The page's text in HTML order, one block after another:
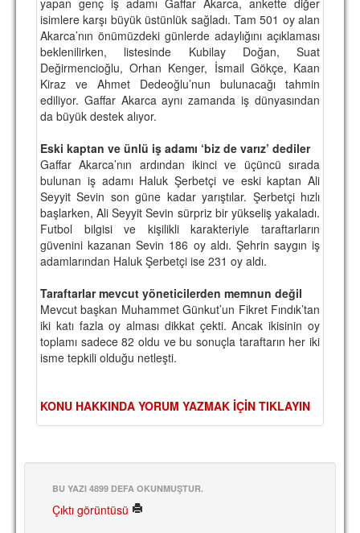
SPOR TESİSLERİ
YÖNETİM KURULU
PERSONEL
TARİHÇE
TARİHİ BAŞARILAR
BASINDAN
KUPA MAÇLARI
ESKİ HOCALAR
HAKKIMIZDA
HAKKIMIZDA
REKLAM YAYINI
isimlere karşı büyük üstünlük sağladı. Tam 501 oy alan
Akarca’nın önümüzdeki günlerde adaylığını açıklaması
beklenilirken, listesinde Kubilay Doğan, Suat
Değirmencioğlu, Orhan Kenger, İsmail Gökçe, Kaan
Kiraz ve Ahmet Dedeoğlu’nun bulunacağı tahmin
ediliyor. Gaffar Akarca aynı zamanda iş dünyasından
da büyük destek alıyor.
Eski kaptan ve ünlü iş adamı ‘biz de varız’ dediler
Gaffar Akarca’nın ardından ikinci ve üçüncü sırada
bulunan iş adamı Haluk Şerbetçi ve eski kaptan Ali
Seyyit Sevin son güne kadar yarıştılar. Şerbetçi hızlı
başlarken, Ali Seyyit Sevin sürpriz bir yükseliş yakaladı.
Futbol bilgisi ve kişilikli karakteriyle taraftarların
güvenini kazanan Sevin 186 oy aldı. Şehrin saygın iş
adamlarından Haluk Şerbetçi ise 231 oy aldı.
Taraftarlar mevcut yöneticilerden memnun değil
Mevcut başkan Muhammet Günkut’un Fikret Fındık’tan
iki katı fazla oy alması dikkat çekti. Ancak ikisinin oy
toplamı sadece 82 oldu ve bu sonuçla taraftarın her iki
isme tepkili olduğu netleşti.
KONU HAKKINDA YORUM YAZMAK İÇİN TIKLAYIN
BU YAZI 4899 DEFA OKUNMUŞTUR.
Çıktı görüntüsü